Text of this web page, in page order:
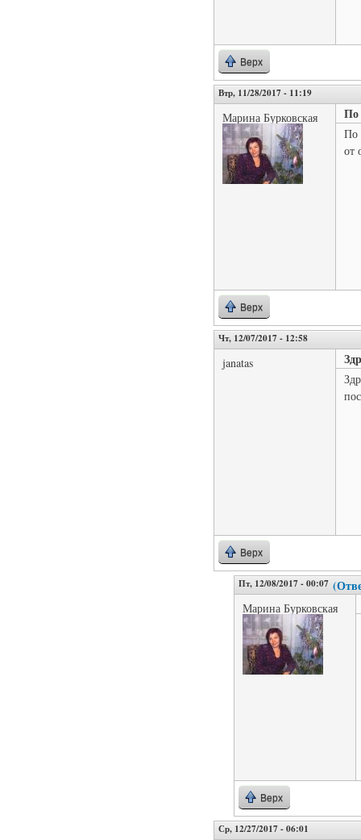
Верх
Втр, 11/28/2017 - 11:19
Марина Бурковская По
По
от
Верх
Чт, 12/07/2017 - 12:58
janatas
Верх
Пт, 12/08/2017 - 00:07
Марина Бурковская
Верх
Ср, 12/27/2017 - 06:01